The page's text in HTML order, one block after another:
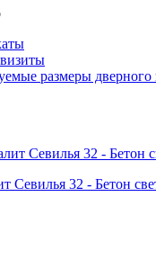
размеры дверного
Севилья 32 - Бетон